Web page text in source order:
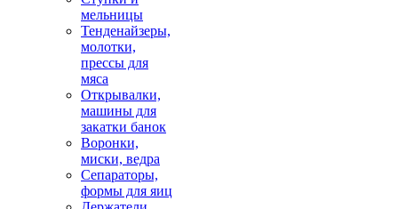
мельницы
Тенденайзеры,
молотки,
прессы для
мяса
Открывалки,
машины для
закатки банок
Воронки,
миски, ведра
Сепараторы,
формы для яиц